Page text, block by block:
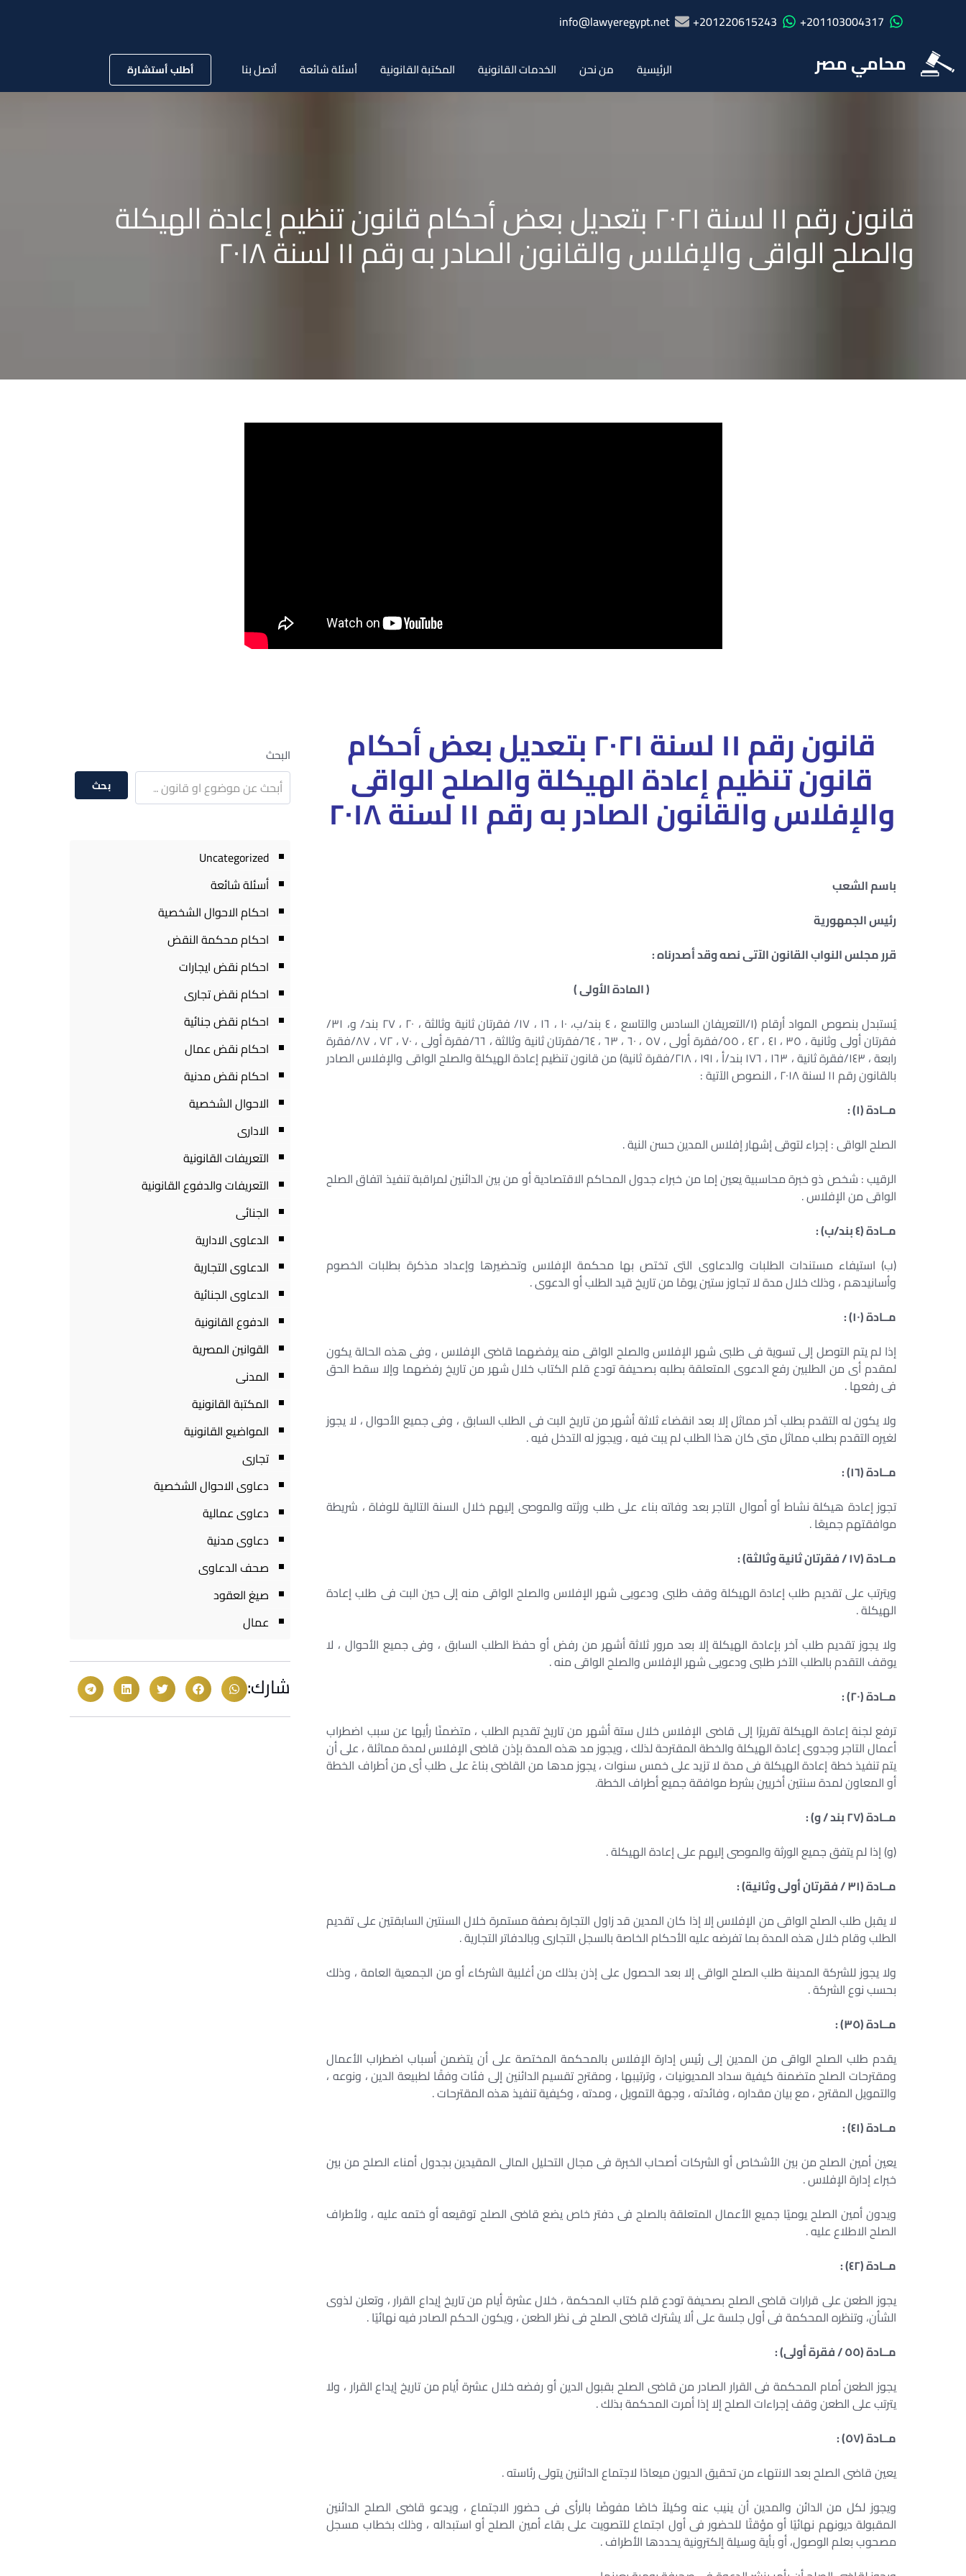
201103004317+
201220615243+
info@lawyeregypt.net
محامي مصر الرئيسية من نحن الخدمات القانونية المكتبة القانونية أسئلة شائعة أتصل بنا أطلب أستشارة
قانون رقم ١١ لسنة ٢٠٢١ بتعديل بعض أحكام قانون تنظيم إعادة الهيكلة
والصلح الواقى والإفلاس والقانون الصادر به رقم ١١ لسنة ٢٠١٨
قانون رقم ١١ لسنة ٢٠٢١ بتعديل بعض أحكام
قانونتنظيم إعادة الهيكلة والصلح الواقى
والإفلاس والقانون الصادر به رقم ١١ لسنة ٢٠١٨
باسم الشعب
رئيس الجمهورية
قرر مجلس النواب القانون الآتى نصه وقد أصدرناه :
( المادة الأولى )
يُستبدل بنصوص المواد أرقام (١/التعريفان السادس والتاسع ، ٤ بند/ب، ١٠ ، ١٦ ، ١٧/ فقرتان ثانية وثالثة ، ٢٠ ، ٢٧ بند/ و، ٣١/
فقرتان أولى وثانية ، ٣٥ ، ٤١ ، ٤٢ ، ٥٥/فقرة أولى ، ٥٧ ، ٦٠ ، ٦٣ ، ٦٤/فقرتان ثانية وثالثة ، ٦٦/فقرة أولى ، ٧٠ ، ٧٢ ، ٨٧/فقرة
رابعة ، ١٤٣/فقرة ثانية ، ١٦٣ ، ١٧٦ بند/أ ، ١٩١ ، ٢١٨/فقرة ثانية) من قانون تنظيم إعادة الهيكلة والصلح الواقى والإفلاس الصادر
بالقانون رقم ١١ لسنة ٢٠١٨ ، النصوص الآتية :
مــادة (١) :
الصلح الواقى : إجراء لتوقى إشهار إفلاس المدين حسن النية .
الرقيب : شخص ذو خبرة محاسبية يعين إما من خبراء جدول المحاكم الاقتصادية أو من بين الدائنين لمراقبة تنفيذ اتفاق الصلح
الواقى من الإفلاس .
مــادة (٤ بند/ب) :
(ب) استيفاء مستندات الطلبات والدعاوى التى تختص بها محكمة الإفلاس وتحضيرها وإعداد مذكرة بطلبات الخصوم
وأسانيدهم ، وذلك خلال مدة لا تجاوز ستين يومًا من تاريخ قيد الطلب أو الدعوى .
مــادة (١٠) :
إذا لم يتم التوصل إلى تسوية فى طلبى شهر الإفلاس والصلح الواقى منه يرفضهما قاضى الإفلاس ، وفى هذه الحالة يكون
لمقدم أى من الطلبين رفع الدعوى المتعلقة بطلبه بصحيفة تودع قلم الكتاب خلال شهر من تاريخ رفضهما وإلا سقط الحق
فى رفعها .
ولا يكون له التقدم بطلب آخر مماثل إلا بعد انقضاء ثلاثة أشهر من تاريخ البت فى الطلب السابق ، وفى جميع الأحوال ، لا يجوز
لغيره التقدم بطلب مماثل متى كان هذا الطلب لم يبت فيه ، ويجوز له التدخل فيه .
مــادة (١٦) :
تجوز إعادة هيكلة نشاط أو أموال التاجر بعد وفاته بناء على طلب ورثته والموصى إليهم خلال السنة التالية للوفاة ، شريطة
موافقتهم جميعًا .
مــادة (١٧ / فقرتان ثانية وثالثة) :
ويترتب على تقديم طلب إعادة الهيكلة وقف طلبى ودعويى شهر الإفلاس والصلح الواقى منه إلى حين البت فى طلب إعادة
الهيكلة .
ولا يجوز تقديم طلب آخر بإعادة الهيكلة إلا بعد مرور ثلاثة أشهر من رفض أو حفظ الطلب السابق ، وفى جميع الأحوال ، لا
يوقف التقدم بالطلب الآخر طلبى ودعويى شهر الإفلاس والصلح الواقى منه .
مــادة (٢٠) :
ترفع لجنة إعادة الهيكلة تقريرًا إلى قاضى الإفلاس خلال ستة أشهر من تاريخ تقديم الطلب ، متضمنًا رأيها عن سبب اضطراب
أعمال التاجر وجدوى إعادة الهيكلة والخطة المقترحة لذلك ، ويجوز مد هذه المدة بإذن قاضى الإفلاس لمدة مماثلة ، على أن
يتم تنفيذ خطة إعادة الهيكلة فى مدة لا تزيد على خمس سنوات ، يجوز مدها من القاضى بناءً على طلب أى من أطراف الخطة
أو المعاون لمدة سنتين أخريين بشرط موافقة جميع أطراف الخطة.
مــادة (٢٧ بند / و) :
(و) إذا لم يتفق جميع الورثة والموصى إليهم على إعادة الهيكلة .
مــادة (٣١ / فقرتان أولى وثانية) :
لا يقبل طلب الصلح الواقى من الإفلاس إلا إذا كان المدين قد زاول التجارة بصفة مستمرة خلال السنتين السابقتين على تقديم
الطلب وقام خلال هذه المدة بما تفرضه عليه الأحكام الخاصة بالسجل التجارى وبالدفاتر التجارية .
ولا يجوز للشركة المدينة طلب الصلح الواقى إلا بعد الحصول على إذن بذلك من أغلبية الشركاء أو من الجمعية العامة ، وذلك
بحسب نوع الشركة .
مــادة (٣٥) :
يقدم طلب الصلح الواقى من المدين إلى رئيس إدارة الإفلاس بالمحكمة المختصة على أن يتضمن أسباب اضطراب الأعمال
ومقترحات الصلح متضمنة كيفية سداد المديونيات ، وترتيبها ، ومقترح تقسيم الدائنين إلى فئات وفقًا لطبيعة الدين ، ونوعه ،
والتمويل المقترح ، مع بيان مقداره ، وفائدته ، وجهة التمويل ، ومدته ، وكيفية تنفيذ هذه المقترحات .
مــادة (٤١) :
يعين أمين الصلح من بين الأشخاص أو الشركات أصحاب الخبرة فى مجال التحليل المالى المقيدين بجدول أمناء الصلح من بين
خبراء إدارة الإفلاس .
ويدون أمين الصلح يوميًا جميع الأعمال المتعلقة بالصلح فى دفتر خاص يضع قاضى الصلح توقيعه أو ختمه عليه ، ولأطراف
الصلح الاطلاع عليه .
مــادة (٤٢) :
يجوز الطعن على قرارات قاضى الصلح بصحيفة تودع قلم كتاب المحكمة ، خلال عشرة أيام من تاريخ إيداع القرار ، وتعلن لذوى
الشأن، وتنظره المحكمة فى أول جلسة على ألا يشترك قاضى الصلح فى نظر الطعن ، ويكون الحكم الصادر فيه نهائيًا .
مــادة (٥٥ / فقرة أولى) :
يجوز الطعن أمام المحكمة فى القرار الصادر من قاضى الصلح بقبول الدين أو رفضه خلال عشرة أيام من تاريخ إيداع القرار ، ولا
يترتب على الطعن وقف إجراءات الصلح إلا إذا أمرت المحكمة بذلك .
مــادة (٥٧) :
يعين قاضى الصلح بعد الانتهاء من تحقيق الديون ميعادًا لاجتماع الدائنين يتولى رئاسته .
ويجوز لكل من الدائن والمدين أن ينيب عنه وكيلاً خاصًا مفوضًا بالرأى فى حضور الاجتماع ، ويدعو قاضى الصلح الدائنين
المقبولة ديونهم نهائيًا أو مؤقتًا للحضور فى أول اجتماع للتصويت على بقاء أمين الصلح أو استبداله ، وذلك بخطاب مسجل
مصحوب بعلم الوصول، أو بأية وسيلة إلكترونية يحددها الأطراف .
البحث
بحث
Uncategorized
أسئلة شائعة
احكام الاحوال الشخصية
احكام محكمة النقض
احكام نقض ايجارات
احكام نقض تجارى
احكام نقض جنائية
احكام نقض عمال
احكام نقض مدنية
الاحوال الشخصية
الادارى
التعريفات القانونية
التعريفات والدفوع القانونية
الجنائى
الدعاوى الادارية
الدعاوى التجارية
الدعاوى الجنائية
الدفوع القانونية
القوانين المصرية
المدنى
المكتبة القانونية
المواضيع القانونية
تجارى
دعاوى الاحوال الشخصية
دعاوى عمالية
دعاوى مدنية
صحف الدعاوى
صيغ العقود
عمال
شارك: